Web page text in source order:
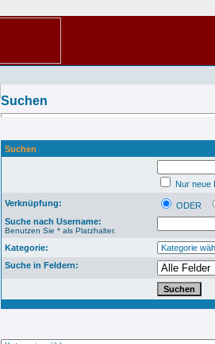
Suchen
Suchen
Nur neue
Verknüpfung:
ODER
Suche nach Username:
Benutzen Sie * als Platzhalter.
Kategorie:
Suche in Feldern: